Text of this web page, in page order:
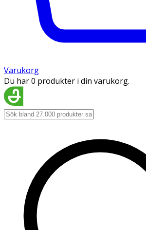
Varukorg
Du har 0 produkter i din varukorg.